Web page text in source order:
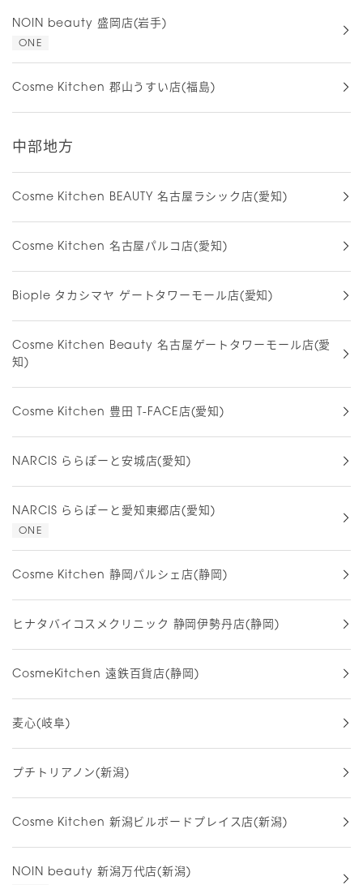
NOIN beauty 盛岡店(岩手)
ONE
Cosme Kitchen 郡山うすい店(福島)
中部地方
Cosme Kitchen BEAUTY 名古屋ラシック店(愛知)
Cosme Kitchen 名古屋パルコ店(愛知)
Biople タカシマヤ ゲートタワーモール店(愛知)
Cosme Kitchen Beauty 名古屋ゲートタワーモール店(愛
知)
Cosme Kitchen 豊田 T-FACE店(愛知)
NARCIS ららぽーと安城店(愛知)
NARCIS ららぽーと愛知東郷店(愛知)
ONE
Cosme Kitchen 静岡パルシェ店(静岡)
ヒナタバイコスメクリニック 静岡伊勢丹店(静岡)
CosmeKitchen 遠鉄百貨店(静岡)
麦心(岐阜)
プチトリアノン(新潟)
Cosme Kitchen 新潟ビルボードプレイス店(新潟)
NOIN beauty 新潟万代店(新潟)